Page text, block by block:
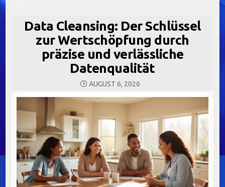
Data Cleansing: Der Schlüssel
zur Wertschöpfung durch
präzise und verlässliche
Datenqualität
AUGUST 6, 2026